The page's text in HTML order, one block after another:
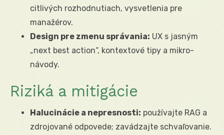
citlivých rozhodnutiach, vysvetlenia pre
manažérov.
Design pre zmenu správania: UX s jasným
„next best action“, kontextové tipy a mikro-
návody.
Riziká a mitigácie
Halucinácie a nepresnosti: používajte RAG a
zdrojované odpovede; zavádzajte schvaľovanie.